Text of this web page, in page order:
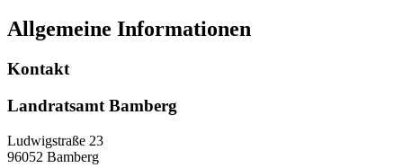
Allgemeine Informationen
Kontakt
Landratsamt Bamberg
Ludwigstraße 23
96052 Bamberg